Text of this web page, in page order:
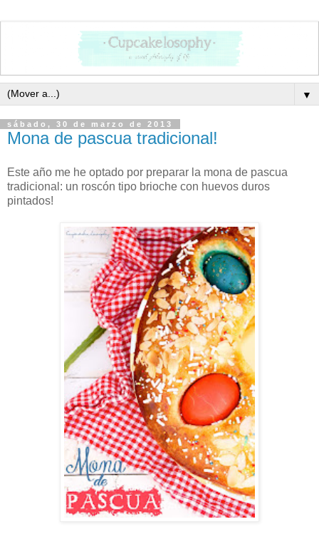
▼
sábado, 30 de marzo de 2013
Mona de pascua tradicional!
Este año me he optado por preparar la mona de pascua
tradicional: un roscón tipo brioche con huevos duros
pintados!